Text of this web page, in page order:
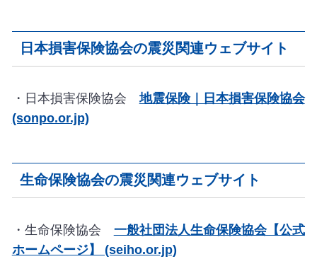
日本損害保険協会の震災関連ウェブサイト
・日本損害保険協会地震保険｜日本損害保険協会
(sonpo.or.jp)
生命保険協会の震災関連ウェブサイト
・生命保険協会 一般社団法人生命保険協会【公式
ホームページ】 (seiho.or.jp)